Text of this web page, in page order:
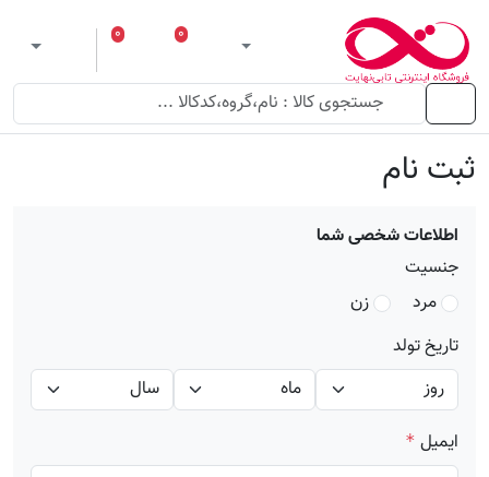
ورود لیست مورد علاقه
۰
سبد خرید
۰
منو
ثبت نام
اطلاعات شخصی شما
جنسیت
مرد
زن
تاریخ تولد
ایمیل *